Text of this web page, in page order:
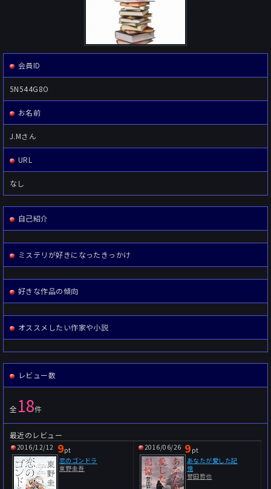
会員ID
5N544G8O
お名前
J.Mさん
URL
なし
自己紹介
ミステリが好きになったきっかけ
好きな作品の傾向
オススメしたい作家や小説
レビュー数
全 18件
最近のレビュー
2016/12/12 9pt
恋のゴンドラ
東野圭吾
2016/06/26 9 pt
あなたが愛した記
憶
誉田哲也